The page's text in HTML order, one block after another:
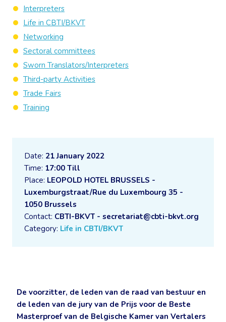
Date: 21 January 2022
Time: 17:00 Till
Place: LEOPOLD HOTEL BRUSSELS -
Luxemburgstraat/Rue du Luxembourg 35 -
1050 Brussels
Contact: CBTI-BKVT - secretariat@cbti-bkvt.org
Category: Life in CBTI/BKVT
De voorzitter, de leden van de raad van bestuur en
de leden van de jury van de Prijs voor de Beste
Masterproef van de Belgische Kamer van Vertalers
Interpreters
Life in CBTI/BKVT
Networking
Sectoral committees
Sworn Translators/Interpreters
Third-party Activities
Trade Fairs
Training